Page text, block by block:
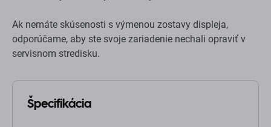
Ak nemáte skúsenosti s výmenou zostavy displeja,
odporúčame, aby ste svoje zariadenie nechali opraviť v
servisnom stredisku.
Špecifikácia